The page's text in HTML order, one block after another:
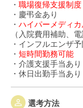
・ 職場復帰支援制度
・慶弔金あり
・ ハイパーメディカ
（入院費用補助、
・インフルエンザ
・ 短時間勤務可能
・介護支援手当あり
・休日出勤手当あり
選考方法